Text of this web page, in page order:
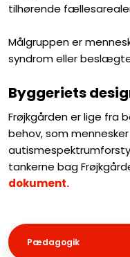
tilhørende
Målgruppen er
syndrom eller
Byggeriets
Frøjkgården er lige fra
behov, som
tankerne bag
dokument.
Pædagogik​